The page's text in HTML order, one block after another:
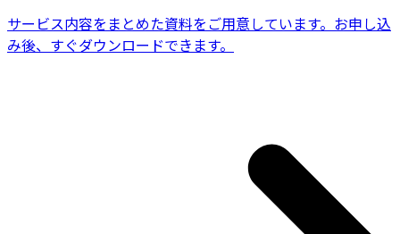
サービス内容をまとめた資料をご用意しています。お申し込
み後、すぐダウンロードできます。